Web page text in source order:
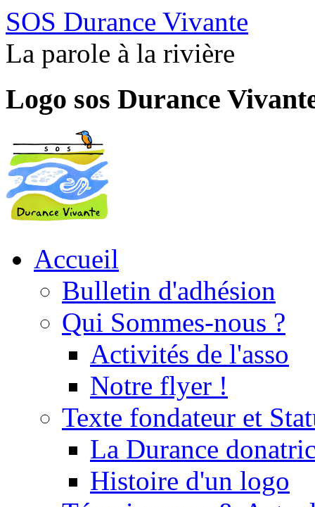
SOS Durance Vivante
La parole à la rivière
Logo sos Durance
Accueil
Bulletin d'adhésion
Qui Sommes-nous ?
Activités de l'asso
Notre flyer !
Texte fondateur et
La Durance
Histoire d'un logo